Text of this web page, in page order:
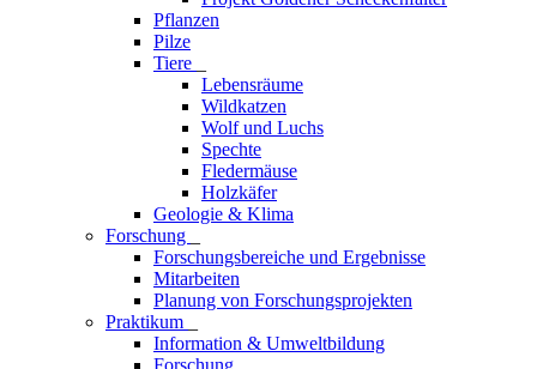
Pflanzen
Pilze
Tiere
Lebensräume
Wildkatzen
Wolf und Luchs
Spechte
Fledermäuse
Holzkäfer
Geologie & Klima
Forschung
Forschungsbereiche und Ergebnisse
Mitarbeiten
Planung von Forschungsprojekten
Praktikum
Information & Umweltbildung
Forschung